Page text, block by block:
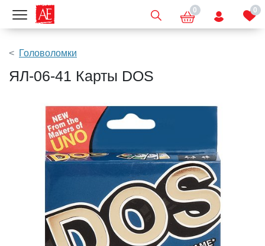
Показать меню 0 0
Головоломки
ЯЛ-06-41 Карты DOS